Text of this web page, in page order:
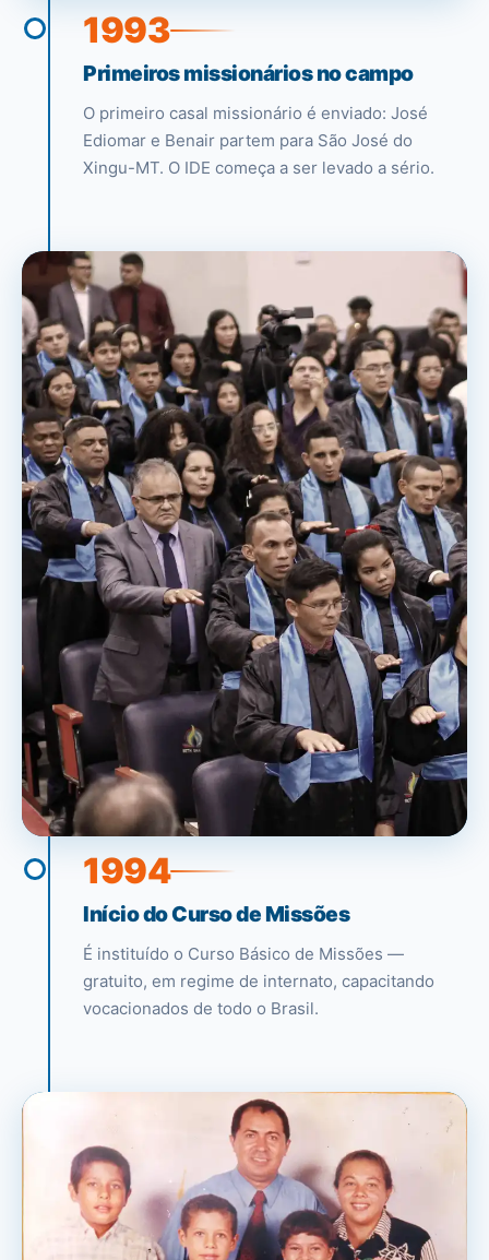
1993
Primeiros missionários no campo
O primeiro casal missionário é enviado: José
Ediomar e Benair partem para São José do
Xingu-MT. O IDE começa a ser levado a sério.
1994
Início do Curso de Missões
É instituído o Curso Básico de Missões —
gratuito, em regime de internato, capacitando
vocacionados de todo o Brasil.